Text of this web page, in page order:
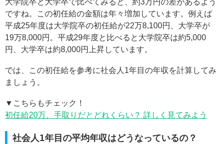
大学院卒と大学卒で比べてみると、約3万円の差があるよう
ですね。この初任給の金額は年々増加しています。例えば
平成25年度は大学院卒の初任給が22万8,100円、大学卒が
19万8,000円。平成29年度と比べると大学院卒は約5,000
円、大学卒は約8,000円上昇しています。
では、この初任給を参考に社会人1年目の年収を計算してみ
ましょう。
▼こちらもチェック！
初任給20万、手取りだとどれくらい？ 詳しく見てみよう
社会人1年目の平均年収はどうなっているの？